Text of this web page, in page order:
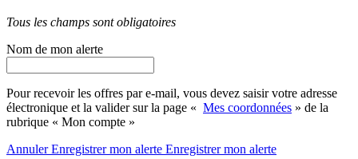
Tous les champs sont obligatoires
Nom de mon alerte
Pour recevoir les offres par e-mail, vous devez saisir votre adresse
électronique et la valider sur la page « Mes coordonnées » de la
rubrique « Mon compte »
AnnulerEnregistrer mon alerte Enregistrermon alerte